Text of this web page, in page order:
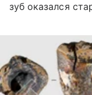
зуб оказался